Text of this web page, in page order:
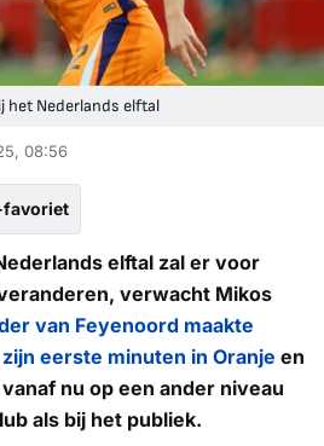
het Nederlands elftal
08:56
favoriet
elftal zal er voor
verwacht Mikos
van Feyenoord maakte
eerste minuten in Oranje en
nu op een ander niveau
als bij het publiek.